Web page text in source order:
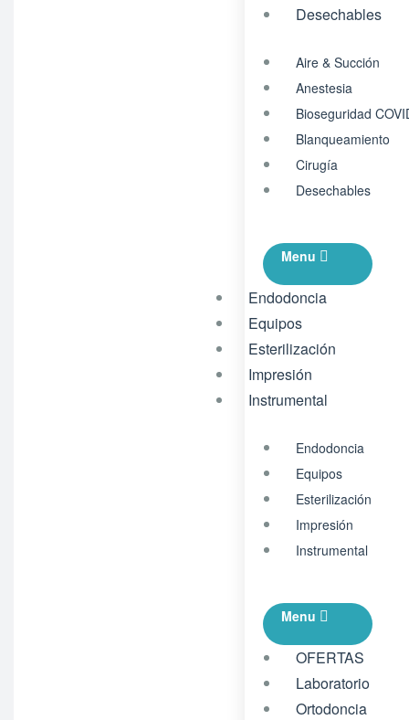
Desechables
Aire & Succión
Anestesia
Bioseguridad
Blanqueamiento
Cirugía
Desechables
Menu
Endodoncia
Equipos
Esterilización
Impresión
Instrumental
Endodoncia
Equipos
Esterilización
Impresión
Instrumental
Menu
OFERTAS
Laboratorio
Ortodoncia